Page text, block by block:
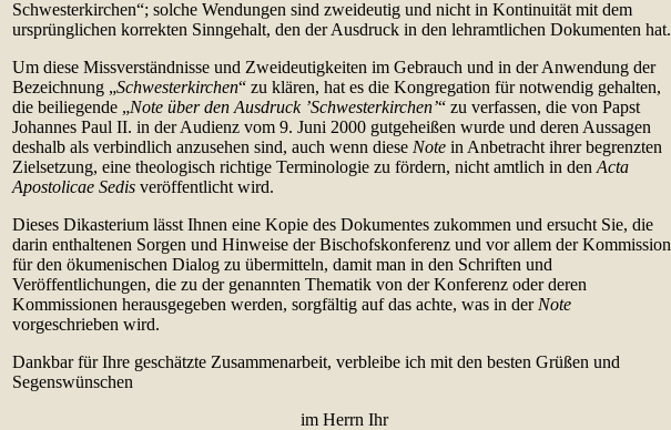
Schwesterkirchen“; solche Wendungen sind zweideutig und nicht in Kontinuität mit dem
ursprünglichen korrekten Sinngehalt, den der Ausdruck in den lehramtlichen Dokumenten hat.
Um diese Missverständnisse und Zweideutigkeiten im Gebrauch und in der Anwendung der
Bezeichnung „Schwesterkirchen“ zu klären, hat es die Kongregation für notwendig gehalten,
die beiliegende „Note über den Ausdruck ’Schwesterkirchen’“ zu verfassen, die von Papst
Johannes Paul II. in der Audienz vom 9. Juni 2000 gutgeheißen wurde und deren Aussagen
deshalb als verbindlich anzusehen sind, auch wenn diese Note in Anbetracht ihrer begrenzten
Zielsetzung, eine theologisch richtige Terminologie zu fördern, nicht amtlich in den Acta
Apostolicae Sedis veröffentlicht wird.
Dieses Dikasterium lässt Ihnen eine Kopie des Dokumentes zukommen und ersucht Sie, die
darin enthaltenen Sorgen und Hinweise der Bischofskonferenz und vor allem der Kommission
für den ökumenischen Dialog zu übermitteln, damit man in den Schriften und
Veröffentlichungen, die zu der genannten Thematik von der Konferenz oder deren
Kommissionen herausgegeben werden, sorgfältig auf das achte, was in der Note
vorgeschrieben wird.
Dankbar für Ihre geschätzte Zusammenarbeit, verbleibe ich mit den besten Grüßen und
Segenswünschen
im Herrn Ihr